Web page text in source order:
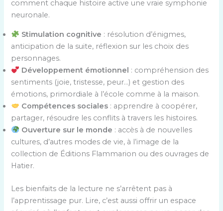
comment chaque histoire active une vraie symphonie
neuronale.
Stimulation cognitive : résolution d’énigmes,
anticipation de la suite, réflexion sur les choix des
personnages.
Développement émotionnel : compréhension des
sentiments (joie, tristesse, peur…) et gestion des
émotions, primordiale à l’école comme à la maison.
Compétences sociales : apprendre à coopérer,
partager, résoudre les conflits à travers les histoires.
Ouverture sur le monde : accès à de nouvelles
cultures, d’autres modes de vie, à l’image de la
collection de Éditions Flammarion ou des ouvrages de
Hatier.
Les bienfaits de la lecture ne s’arrêtent pas à
l’apprentissage pur. Lire, c’est aussi offrir un espace